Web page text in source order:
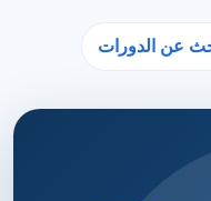
عن الدورات